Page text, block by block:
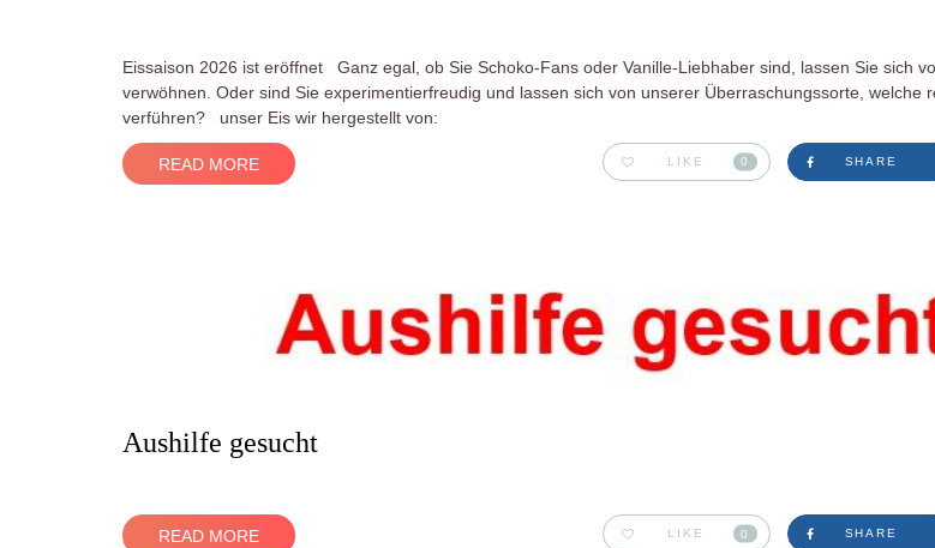
Eissaison 2026 ist eröffnet Ganz egal, ob Sie Schoko-Fans oder Vanille-Liebhaber sind, lassen Sie sich
verwöhnen. Oder sind Sie experimentierfreudig und lassen sich von unserer Überraschungssorte, welche
verführen? unser Eis wir hergestellt von:
READ MORE LIKE 0 SHARE
Aushilfe gesucht
READ MORE LIKE 0 SHARE